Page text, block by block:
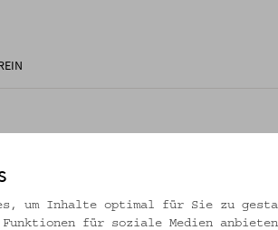
um Inhalte optimal für Sie zu
für soziale Medien anbieten